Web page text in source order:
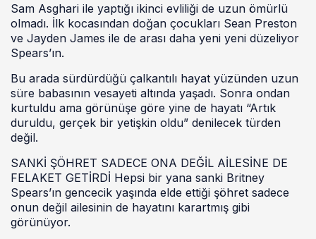
Sam Asghari ile yaptığı ikinci evliliği de uzun ömürlü
olmadı. İlk kocasından doğan çocukları Sean Preston
ve Jayden James ile de arası daha yeni yeni düzeliyor
Spears’ın.
Bu arada sürdürdüğü çalkantılı hayat yüzünden uzun
süre babasının vesayeti altında yaşadı. Sonra ondan
kurtuldu ama görünüşe göre yine de hayatı “Artık
duruldu, gerçek bir yetişkin oldu” denilecek türden
değil.
SANKİ ŞÖHRET SADECE ONA DEĞİL AİLESİNE DE
FELAKET GETİRDİ Hepsi bir yana sanki Britney
Spears’ın gencecik yaşında elde ettiği şöhret sadece
onun değil ailesinin de hayatını karartmış gibi
görünüyor.